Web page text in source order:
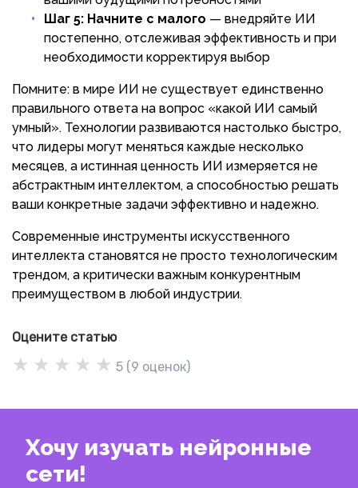
Шаг 5: Начните с малого — внедряйте ИИ
постепенно, отслеживая эффективность и при
необходимости корректируя выбор
Помните: в мире ИИ не существует единственно
правильного ответа на вопрос «какой ИИ самый
умный». Технологии развиваются настолько быстро,
что лидеры могут меняться каждые несколько
месяцев, а истинная ценность ИИ измеряется не
абстрактным интеллектом, а способностью решать
ваши конкретные задачи эффективно и надежно.
Современные инструменты искусственного
интеллекта становятся не просто технологическим
трендом, а критически важным конкурентным
преимуществом в любой индустрии.
Оцените статью
★ ★ ★ ★ ★ 5 (9 оценок)
Хочу изучать нейронные
сети!